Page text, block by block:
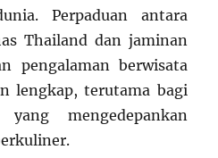
Perpaduan antara
Thailand dan jaminan
pengalaman berwisata
lengkap, terutama bagi
mengedepankan